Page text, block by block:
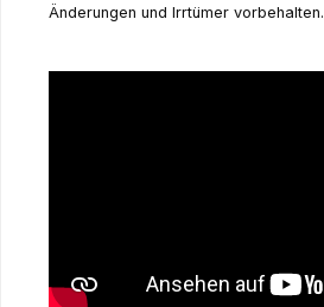
Änderungen und Irrtümer vorbehalten.